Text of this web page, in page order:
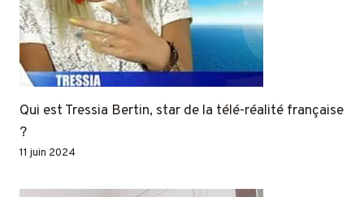
Qui est Tressia Bertin, star de la télé-réalité française
?
11 juin 2024